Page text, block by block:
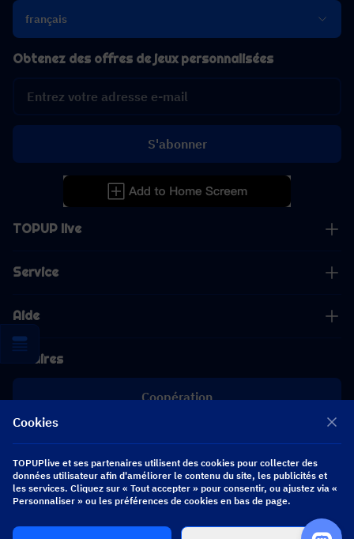
français
TOPUP live
Service
Aide
Affaires
Coopération
[email protected]
Obtenez des offres de jeux personnalisées
S'abonner
Suivez-nous
Cookies
TOPUPlive et ses partenaires utilisent des cookies pour collecter des
données utilisateur afin d'améliorer le contenu du site, les publicités et
les services. Cliquez sur « Tout accepter » pour consentir, ou ajustez via «
Personnaliser » ou les préférences de cookies en bas de page.